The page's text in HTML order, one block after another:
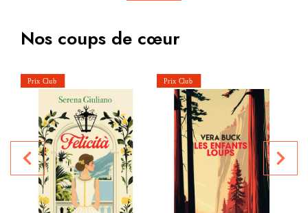
Nos coups de cœur
navigate_before navigate_next